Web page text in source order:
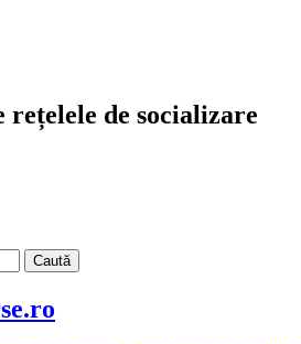
rețelele de socializare